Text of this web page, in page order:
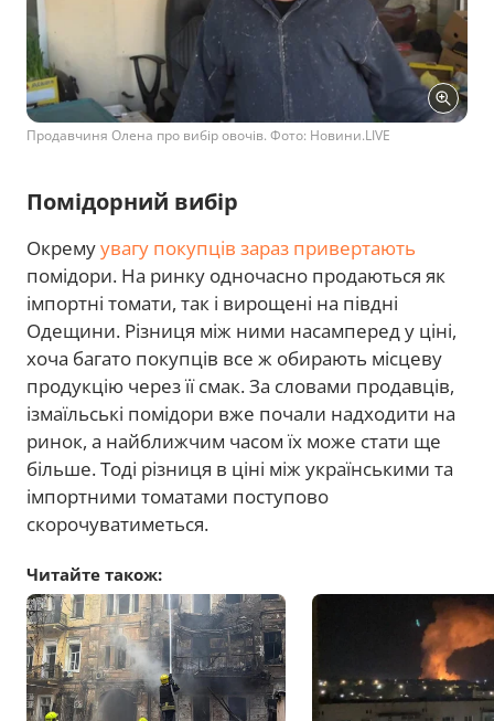
Продавчиня Олена про вибір овочів. Фото: Новини.LIVЕ
Помідорний вибір
Окремуувагу покупців зараз привертають
помідори. На ринку одночасно продаються як
імпортні томати, так і вирощені на півдні
Одещини. Різниця між ними насамперед у ціні,
хоча багато покупців все ж обирають місцеву
продукцію через її смак. За словами продавців,
ізмаїльські помідори вже почали надходити на
ринок, а найближчим часом їх може стати ще
більше. Тоді різниця в ціні між українськими та
імпортними томатами поступово
скорочуватиметься.
Читайте також: